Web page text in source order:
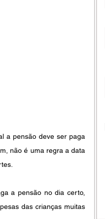
a pensão deve ser paga
não é uma regra a data
a pensão no dia certo,
das crianças muitas